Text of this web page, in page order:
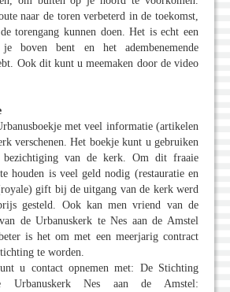
naar de toren verbeterd in de toekomst,
torengang kunnen doen. Het is echt een
boven bent en het adembenemende
Ook dit kunt u meemaken door de video
met veel informatie (artikelen
verschenen. Het boekje kunt u gebruiken
van de kerk. Om dit fraaie
houden is veel geld nodig (restauratie en
gift bij de uitgang van de kerk werd
gesteld. Ook kan men vriend van de
de Urbanuskerk te Nes aan de Amstel
is het om met een meerjarig contract
te worden.
u contact opnemen met: De Stichting
Urbanuskerk Nes aan de Amstel: